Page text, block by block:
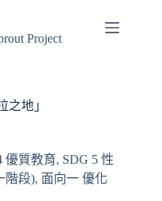
Project
之地」
優質教育, SDG 5 性
階段), 面向一 優化